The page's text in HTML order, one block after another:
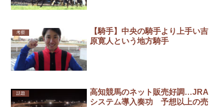
考察
【騎手】中央の騎手より上手い吉
原寛人という地方騎手
話題
高知競馬のネット販売好調…JRA
システム導入奏功 予想以上の売